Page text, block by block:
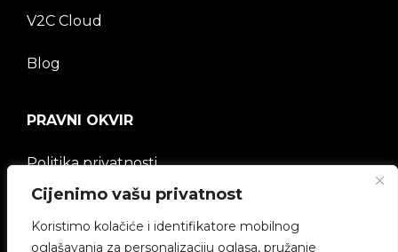
Cijenimo vašu privatnost
Koristimo kolačiće i identifikatore mobilnog
oglašavanja za personalizaciju oglasa, pružanje
V2C Cloud
Blog
PRAVNI OKVIR
Politika privatnosti
Pravna napomena
Politika kolačića